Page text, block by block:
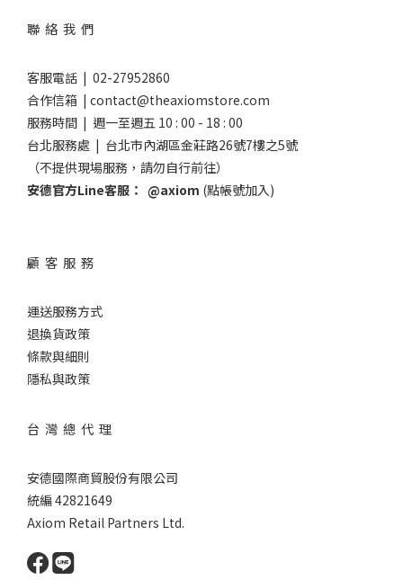
聯 絡 我 們
客服電話 | 02-27952860
合作信箱 | contact@theaxiomstore.com
服務時間 | 週一至週五 10 : 00 - 18 : 00
台北服務處 | 台北市內湖區金莊路26號7樓之5號
（不提供現場服務，請勿自行前往）
安德官方Line客服： @axiom (點帳號加入)
顧 客 服 務
運送服務方式
退換貨政策
條款與細則
隱私與政策
台 灣 總 代 理
安德國際商貿股份有限公司
統編 42821649
Axiom Retail Partners Ltd.